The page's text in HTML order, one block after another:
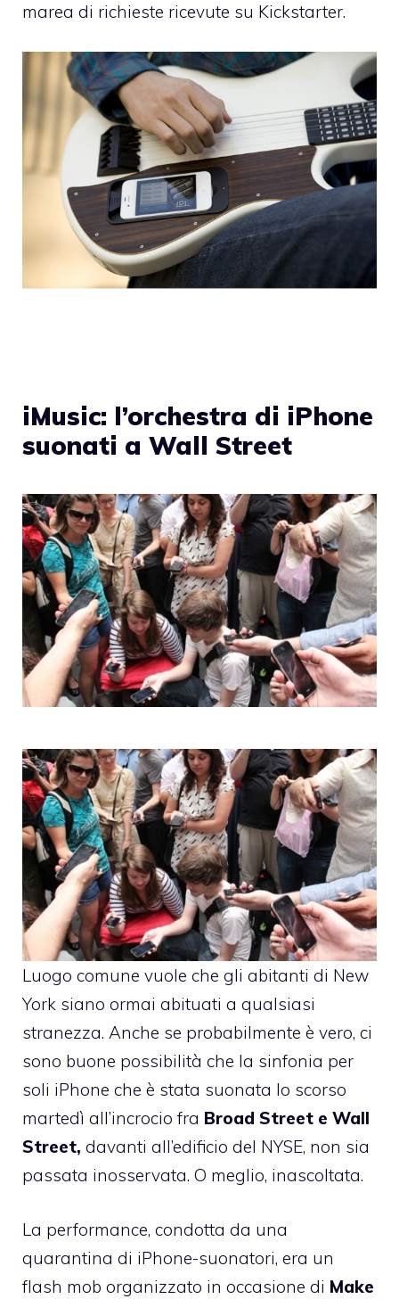
marea di richieste ricevute su Kickstarter.
iMusic: l’orchestra di iPhone
suonati a Wall Street
Luogo comune vuole che gli abitanti di New
York siano ormai abituati a qualsiasi
stranezza. Anche se probabilmente è vero, ci
sono buone possibilità che la sinfonia per
soli iPhone che è stata suonata lo scorso
martedì all’incrocio fra Broad Street e Wall
Street, davanti all’edificio del NYSE, non sia
passata inosservata. O meglio, inascoltata.
La performance, condotta da una
quarantina di iPhone-suonatori, era un
flash mob organizzato in occasione di Make